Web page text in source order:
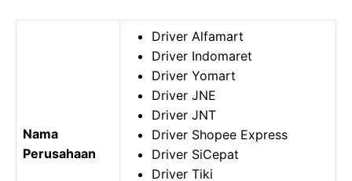
Nama
Perusahaan
Driver Alfamart
Driver Indomaret
Driver Yomart
Driver JNE
Driver JNT
Driver Shopee Express
Driver SiCepat
Driver Tiki